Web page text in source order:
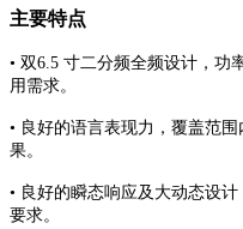
主要特点
• 双6.5 寸二分频全频设计，功
用需求。
• 良好的语言表现力，覆盖范
果。
• 良好的瞬态响应及大动态设
要求。